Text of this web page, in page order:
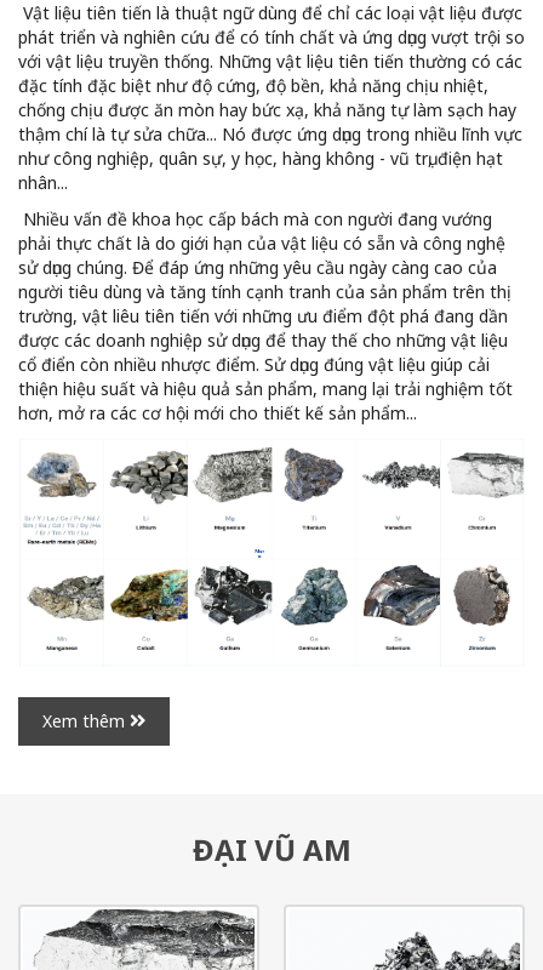
Vật liệu tiên tiến là thuật ngữ dùng để chỉ các loại vật liệu được
phát triển và nghiên cứu để có tính chất và ứng dụng vượt trội so
với vật liệu truyền thống. Những vật liệu tiên tiến thường có các
đặc tính đặc biệt như độ cứng, độ bền, khả năng chịu nhiệt,
chống chịu được ăn mòn hay bức xạ, khả năng tự làm sạch hay
thậm chí là tự sửa chữa... Nó được ứng dụng trong nhiều lĩnh vực
như công nghiệp, quân sự, y học, hàng không - vũ trụ, điện hạt
nhân...
Nhiều vấn đề khoa học cấp bách mà con người đang vướng
phải thực chất là do giới hạn của vật liệu có sẵn và công nghệ
sử dụng chúng. Để đáp ứng những yêu cầu ngày càng cao của
người tiêu dùng và tăng tính cạnh tranh của sản phẩm trên thị
trường, vật liêu tiên tiến với những ưu điểm đột phá đang dần
được các doanh nghiệp sử dụng để thay thế cho những vật liệu
cổ điển còn nhiều nhược điểm. Sử dụng đúng vật liệu giúp cải
thiện hiệu suất và hiệu quả sản phẩm, mang lại trải nghiệm tốt
hơn, mở ra các cơ hội mới cho thiết kế sản phẩm...
Xem thêm
ĐẠI VŨ AM